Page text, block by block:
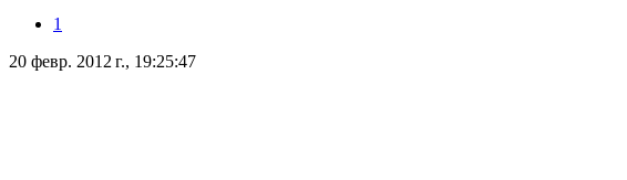
1
20 февр. 2012 г., 19:25:47